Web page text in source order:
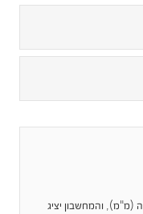
(מ"מ), והמחשבון יציג